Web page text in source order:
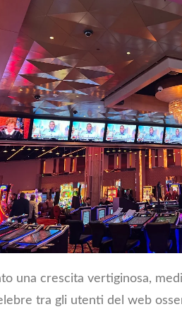
una crescita vertiginosa,
tra gli utenti del web